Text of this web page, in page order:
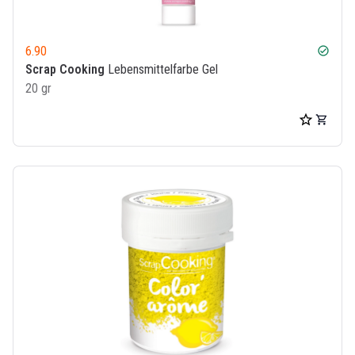
6.90 check_circle
Scrap Cooking Lebensmittelfarbe Gel
20 gr